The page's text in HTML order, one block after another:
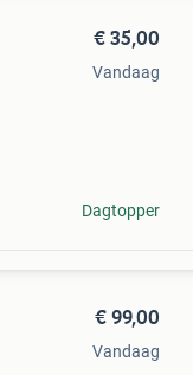
€ 35,00
Vandaag
Dagtopper
€ 99,00
Vandaag